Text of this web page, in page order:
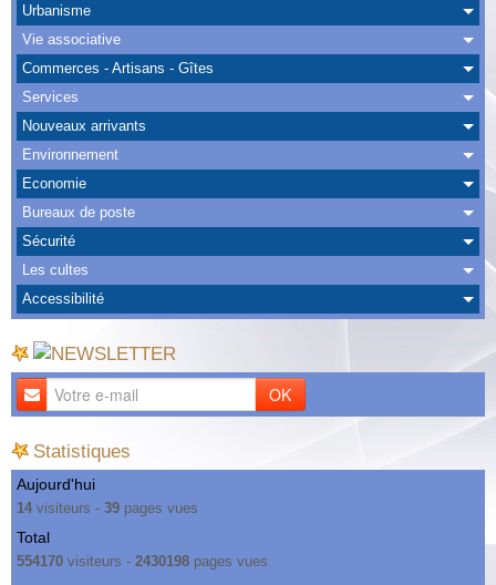
Agenda
Albums
Nous Contacter
Urbanisme
Vie associative
Commerces - Artisans - Gîtes
Services
Nouveaux arrivants
Environnement
Economie
Bureaux de poste
Sécurité
Les cultes
Accessibilité
OK
Statistiques
Aujourd'hui
14 visiteurs - 39 pages vues
Total
554170 visiteurs - 2430198 pages vues